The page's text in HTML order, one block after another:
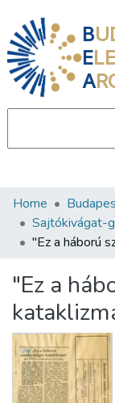
B
E
A
Communities &
All of DSpace
About us
Home
Sajtókivágat-
"Ez a